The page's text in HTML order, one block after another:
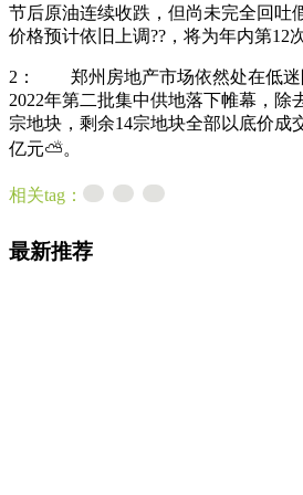
节后原油连续收跌，但尚未完全回吐
价格预计依旧上调??，将为年内第12次
2： 郑州房地产市场依然处在低迷
2022年第二批集中供地落下帷幕，除
宗地块，剩余14宗地块全部以底价成
亿元⛅。
相关tag：
最新推荐